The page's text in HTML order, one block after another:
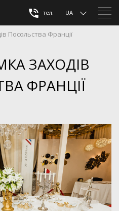
тел. UA
Посольства Франції
ЗАХОДІВ
ФРАНЦІЇ